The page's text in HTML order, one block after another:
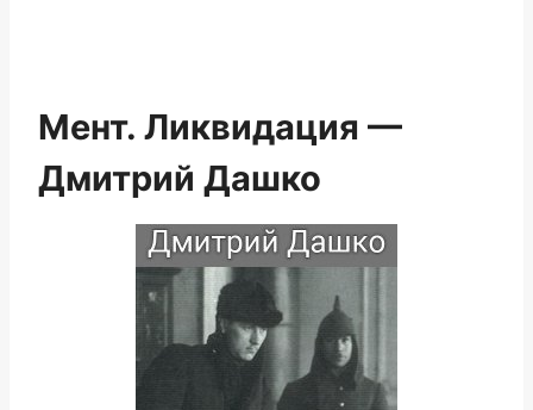
Мент. Ликвидация —
Дмитрий Дашко